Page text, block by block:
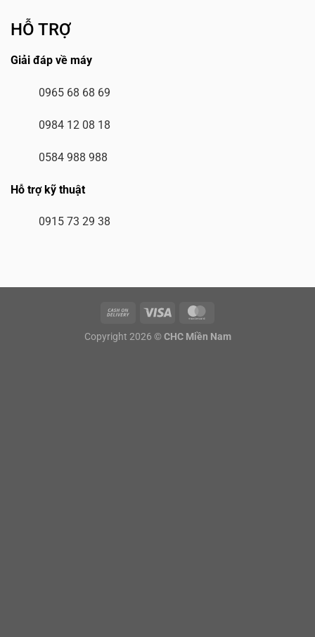
HỖ TRỢ
Giải đáp về máy
0965 68 68 69
0984 12 08 18
0584 988 988
Hỗ trợ kỹ thuật
0915 73 29 38
Copyright 2026 © CHC Miền Nam